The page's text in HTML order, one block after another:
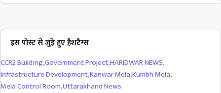
इस पोस्ट से जुड़े हुए हैशटैग्स
CCR2 Building,Government Project,HARIDWAR NEWS,
Infrastructure Development,Kanwar Mela,Kumbh Mela,
Mela Control Room,Uttarakhand News